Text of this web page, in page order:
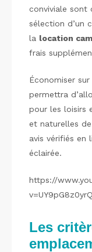
conviviale sont
sélection d’un
la location
frais
Économiser
permettra
pour les loisirs
et naturelles
avis vérifiés en
éclairée.
https://
Les